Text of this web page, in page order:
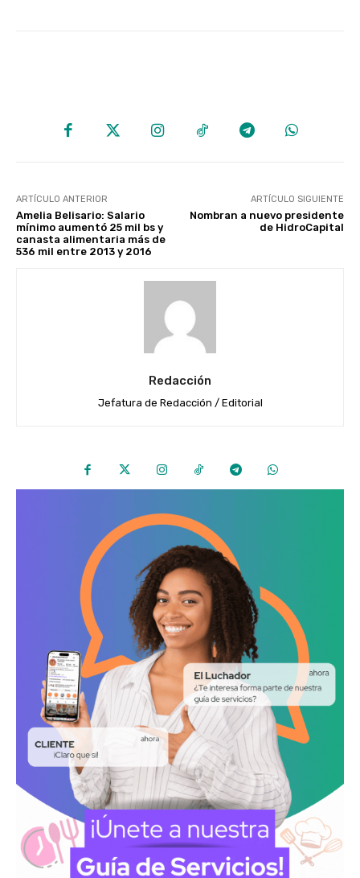
ARTÍCULO ANTERIOR
Amelia Belisario: Salario
mínimo aumentó 25 mil bs y
canasta alimentaria más de
536 mil entre 2013 y 2016
ARTÍCULO SIGUIENTE
Nombran a nuevo presidente
de HidroCapital
Redacción
Jefatura de Redacción / Editorial